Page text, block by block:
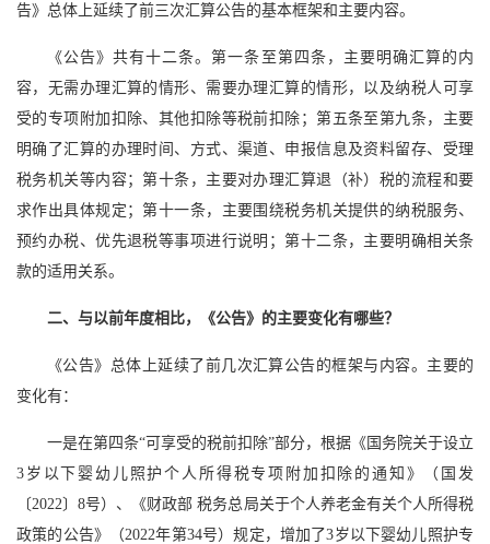
告》总体上延续了前三次汇算公告的基本框架和主要内容。
《公告》共有十二条。第一条至第四条，主要明确汇算的内
容，无需办理汇算的情形、需要办理汇算的情形，以及纳税人可享
受的专项附加扣除、其他扣除等税前扣除；第五条至第九条，主要
明确了汇算的办理时间、方式、渠道、申报信息及资料留存、受理
税务机关等内容；第十条，主要对办理汇算退（补）税的流程和要
求作出具体规定；第十一条，主要围绕税务机关提供的纳税服务、
预约办税、优先退税等事项进行说明；第十二条，主要明确相关条
款的适用关系。
二、与以前年度相比，《公告》的主要变化有哪些？
《公告》总体上延续了前几次汇算公告的框架与内容。主要的
变化有：
一是在第四条“可享受的税前扣除”部分，根据《国务院关于设立
3岁以下婴幼儿照护个人所得税专项附加扣除的通知》（国发
〔2022〕8号）、《财政部 税务总局关于个人养老金有关个人所得税
政策的公告》（2022年第34号）规定，增加了3岁以下婴幼儿照护专